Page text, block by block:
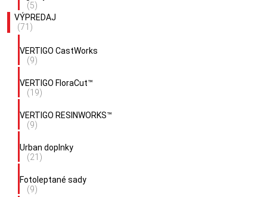
(5)
VÝPREDAJ
(71)
VERTIGO CastWorks
(9)
VERTIGO FloraCut™
(19)
VERTIGO RESINWORKS™
(9)
Urban doplnky
(21)
Fotoleptané sady
(9)